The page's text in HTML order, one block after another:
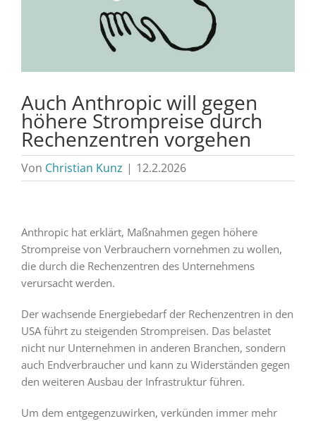
Auch Anthropic will gegen
höhere Strompreise durch
Rechenzentren vorgehen
Von Christian Kunz | 12.2.2026
Anthropic hat erklärt, Maßnahmen gegen höhere
Strompreise von Verbrauchern vornehmen zu wollen,
die durch die Rechenzentren des Unternehmens
verursacht werden.
Der wachsende Energiebedarf der Rechenzentren in den
USA führt zu steigenden Strompreisen. Das belastet
nicht nur Unternehmen in anderen Branchen, sondern
auch Endverbraucher und kann zu Widerständen gegen
den weiteren Ausbau der Infrastruktur führen.
Um dem entgegenzuwirken, verkünden immer mehr